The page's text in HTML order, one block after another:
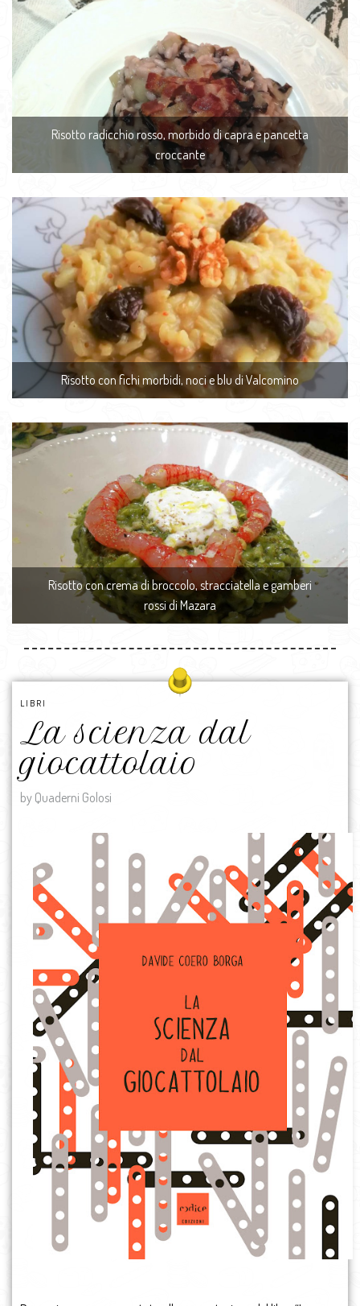
Risotto radicchio rosso, morbido di capra e pancetta
croccante
Risotto con fichi morbidi, noci e blu di Valcomino
Risotto con crema di broccolo, stracciatella e gamberi
rossi di Mazara
LIBRI
La scienza dal
giocattolaio
by Quaderni Golosi